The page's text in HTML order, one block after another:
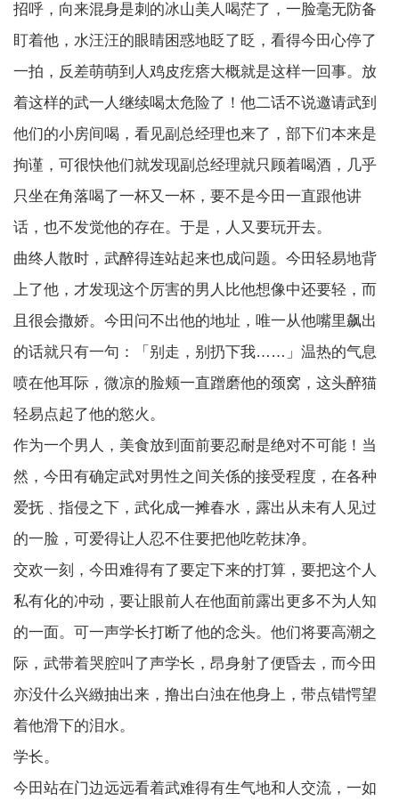
招呼，向来混身是刺的冰山美人喝茫了，一脸毫无防备
盯着他，水汪汪的眼睛困惑地眨了眨，看得今田心停了
一拍，反差萌萌到人鸡皮疙瘩大概就是这样一回事。放
着这样的武一人继续喝太危险了！他二话不说邀请武到
他们的小房间喝，看见副总经理也来了，部下们本来是
拘谨，可很快他们就发现副总经理就只顾着喝酒，几乎
只坐在角落喝了一杯又一杯，要不是今田一直跟他讲
话，也不发觉他的存在。于是，人又要玩开去。
曲终人散时，武醉得连站起来也成问题。今田轻易地背
上了他，才发现这个厉害的男人比他想像中还要轻，而
且很会撒娇。今田问不出他的地址，唯一从他嘴里飙出
的话就只有一句：「别走，别扔下我……」温热的气息
喷在他耳际，微凉的脸颊一直蹭磨他的颈窝，这头醉猫
轻易点起了他的慾火。
作为一个男人，美食放到面前要忍耐是绝对不可能！当
然，今田有确定武对男性之间关係的接受程度，在各种
爱抚﹑指侵之下，武化成一摊春水，露出从未有人见过
的一脸，可爱得让人忍不住要把他吃乾抹净。
交欢一刻，今田难得有了要定下来的打算，要把这个人
私有化的冲动，要让眼前人在他面前露出更多不为人知
的一面。可一声学长打断了他的念头。他们将要高潮之
际，武带着哭腔叫了声学长，昂身射了便昏去，而今田
亦没什么兴緻抽出来，撸出白浊在他身上，带点错愕望
着他滑下的泪水。
学长。
今田站在门边远远看着武难得有生气地和人交流，一如